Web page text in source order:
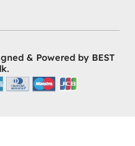
& Powered by BEST